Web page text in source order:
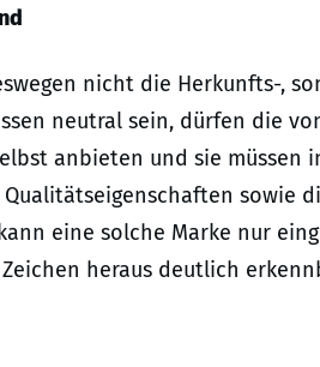
nicht die Herkunfts-,
neutral sein, dürfen die
anbieten und sie müssen
sowie
eine solche Marke nur
heraus deutlich